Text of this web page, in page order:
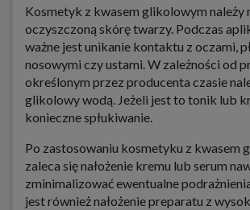
Kosmetyk z kwasem glikolowym należy
oczyszczoną skórę twarzy. Podczas
ważne jest unikanie kontaktu z oczami,
nosowymi czy ustami. W zależności od
określonym przez producenta czasie
glikolowy wodą. Jeżeli jest to tonik lub
konieczne spłukiwanie.
Po zastosowaniu kosmetyku z kwasem
zaleca się nałożenie kremu lub serum
zminimalizować ewentualne
jest również nałożenie preparatu z